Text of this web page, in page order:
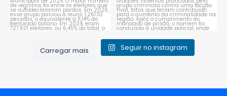
Carregar mais Seguir no instagram